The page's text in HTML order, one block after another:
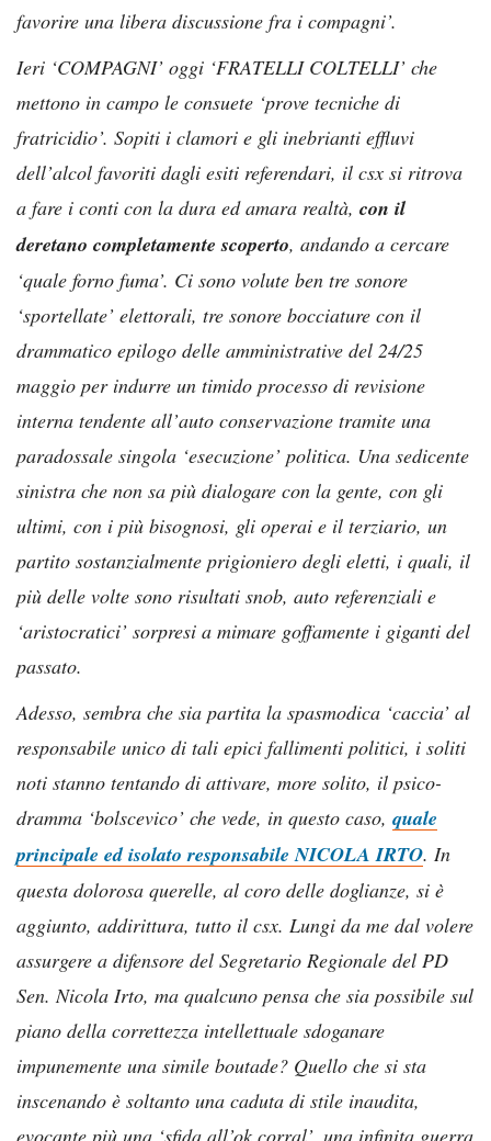
favorire una libera discussione fra i compagni’.
Ieri ‘COMPAGNI’ oggi ‘FRATELLI COLTELLI’ che
mettono in campo le consuete ‘prove tecniche di
fratricidio’. Sopiti i clamori e gli inebrianti effluvi
dell’alcol favoriti dagli esiti referendari, il csx si ritrova
a fare i conti con la dura ed amara realtà, con il
deretano completamente scoperto, andando a cercare
‘quale forno fuma’. Ci sono volute ben tre sonore
‘sportellate’ elettorali, tre sonore bocciature con il
drammatico epilogo delle amministrative del 24/25
maggio per indurre un timido processo di revisione
interna tendente all’auto conservazione tramite una
paradossale singola ‘esecuzione’ politica. Una sedicente
sinistra che non sa più dialogare con la gente, con gli
ultimi, con i più bisognosi, gli operai e il terziario, un
partito sostanzialmente prigioniero degli eletti, i quali, il
più delle volte sono risultati snob, auto referenziali e
‘aristocratici’ sorpresi a mimare goffamente i giganti del
passato.
Adesso, sembra che sia partita la spasmodica ‘caccia’ al
responsabile unico di tali epici fallimenti politici, i soliti
noti stanno tentando di attivare, more solito, il psico-
dramma ‘bolscevico’ che vede, in questo caso, quale
principale ed isolato responsabile NICOLA IRTO. In
questa dolorosa querelle, al coro delle doglianze, si è
aggiunto, addirittura, tutto il csx. Lungi da me dal volere
assurgere a difensore del Segretario Regionale del PD
Sen. Nicola Irto, ma qualcuno pensa che sia possibile sul
piano della correttezza intellettuale sdoganare
impunemente una simile boutade? Quello che si sta
inscenando è soltanto una caduta di stile inaudita,
evocante più una ‘sfida all’ok corral’, una infinita guerra